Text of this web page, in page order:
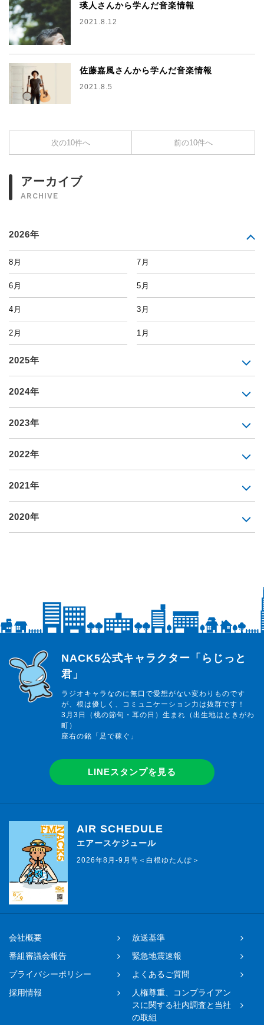
瑛人さんから学んだ音楽情報
2021.8.12
佐藤嘉風さんから学んだ音楽情報
2021.8.5
次の10件へ 前の10件へ
アーカイブ
ARCHIVE
2026年
8月 7月
6月 5月
4月 3月
2月 1月
2025年
2024年
2023年
2022年
2021年
2020年
らじっと君
NACK5公式キャラクター「らじっと
君」
ラジオキャラなのに無口で愛想がない変わりものです
が、根は優しく、コミュニケーション力は抜群です！
3月3日（桃の節句・耳の日）生まれ（出生地はときがわ
町）
座右の銘「足で稼ぐ」
LINEスタンプを見る
AIR SCHEDULE
エアースケジュール
2026年8月-9月号＜白根ゆたんぽ＞
会社概要
放送基準
番組審議会報告
緊急地震速報
プライバシーポリシー
よくあるご質問
採用情報
人権尊重、コンプライアン
スに関する社内調査と当社
の取組